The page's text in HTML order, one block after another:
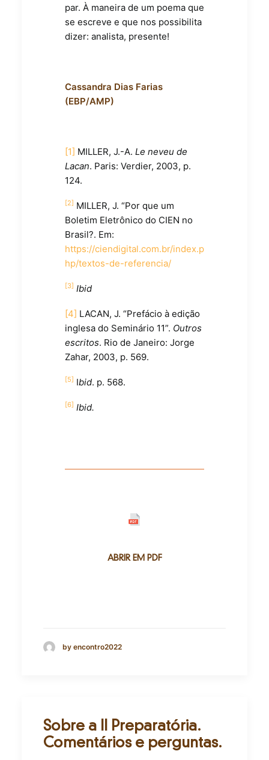
par. À maneira de um poema que
se escreve e que nos possibilita
dizer: analista, presente!
Cassandra Dias Farias
(EBP/AMP)
[1] MILLER, J.-A. Le neveu de
Lacan. Paris: Verdier, 2003, p.
124.
[2] MILLER, J. “Por que um
Boletim Eletrônico do CIEN no
Brasil?. Em:
https://ciendigital.com.br/index.p
hp/textos-de-referencia/
[3] Ibid
[4] LACAN, J. “Prefácio à edição
inglesa do Seminário 11”. Outros
escritos. Rio de Janeiro: Jorge
Zahar, 2003, p. 569.
[5] Ibid. p. 568.
[6] Ibid.
ABRIR EM PDF
by encontro2022
Sobre a II Preparatória.
Comentários e perguntas.